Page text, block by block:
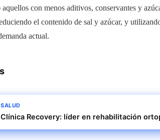
con menos aditivos, conservantes y
el contenido de sal y azúcar, y
actual.
SALUD
Clínica Recovery: líder en rehabilitación